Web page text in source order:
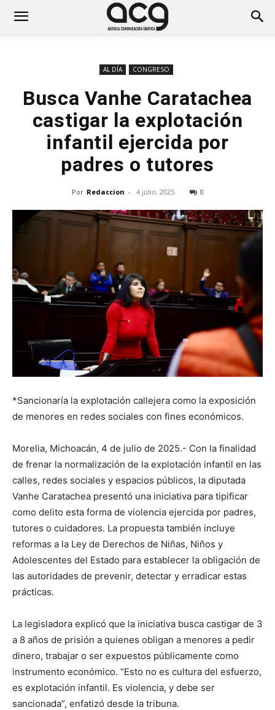
AL DÍA CONGRESO
Busca Vanhe Caratachea
castigar la explotación
infantil ejercida por
padres o tutores
Por Redaccion - 4 julio, 2025 0
*Sancionaría la explotación callejera como la exposición
de menores en redes sociales con fines económicos.
Morelia, Michoacán, 4 de julio de 2025.- Con la finalidad
de frenar la normalización de la explotación infantil en las
calles, redes sociales y espacios públicos, la diputada
Vanhe Caratachea presentó una iniciativa para tipificar
como delito esta forma de violencia ejercida por padres,
tutores o cuidadores. La propuesta también incluye
reformas a la Ley de Derechos de Niñas, Niños y
Adolescentes del Estado para establecer la obligación de
las autoridades de prevenir, detectar y erradicar estas
prácticas.
La legisladora explicó que la iniciativa busca castigar de 3
a 8 años de prisión a quienes obligan a menores a pedir
dinero, trabajar o ser expuestos públicamente como
instrumento económico. “Esto no es cultura del esfuerzo,
es explotación infantil. Es violencia, y debe ser
sancionada”, enfatizó desde la tribuna.